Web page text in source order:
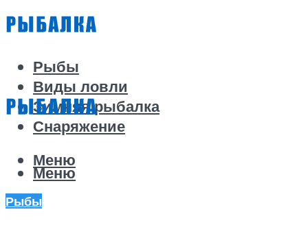
Рыбы
Виды ловли
Зимняя рыбалка
Снаряжение
Меню
Меню
Рыбы